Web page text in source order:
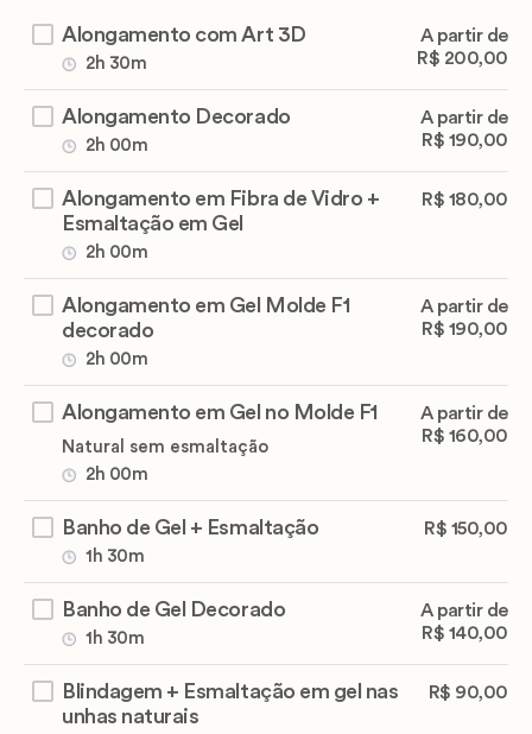
Alongamento com Art 3D
2h 30m
A partir de
R$ 200,00
Alongamento Decorado
2h 00m
A partir de
R$ 190,00
Alongamento em Fibra de Vidro +
Esmaltação em Gel
2h 00m
R$ 180,00
Alongamento em Gel Molde F1
decorado
2h 00m
A partir de
R$ 190,00
Alongamento em Gel no Molde F1
Natural sem esmaltação
2h 00m
A partir de
R$ 160,00
Banho de Gel + Esmaltação
1h 30m
R$ 150,00
Banho de Gel Decorado
1h 30m
A partir de
R$ 140,00
Blindagem + Esmaltação em gel nas
unhas naturais
R$ 90,00